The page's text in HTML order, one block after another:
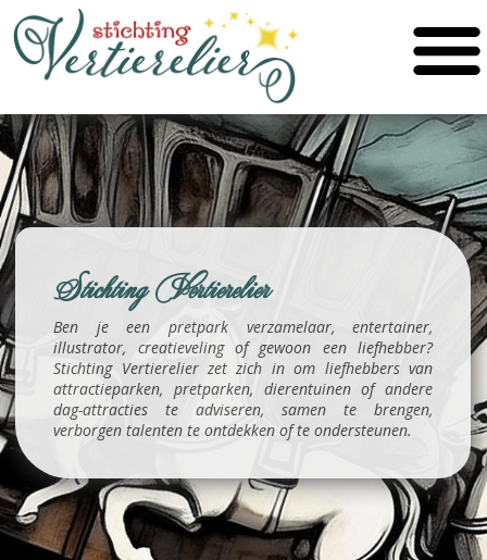
Stichting Vertierelier
Ben je een pretpark verzamelaar, entertainer,
illustrator, creatieveling of gewoon een liefhebber?
Stichting Vertierelier zet zich in om liefhebbers van
attractieparken, pretparken, dierentuinen of andere
dag-attracties te adviseren, samen te brengen,
verborgen talenten te ontdekken of te ondersteunen.